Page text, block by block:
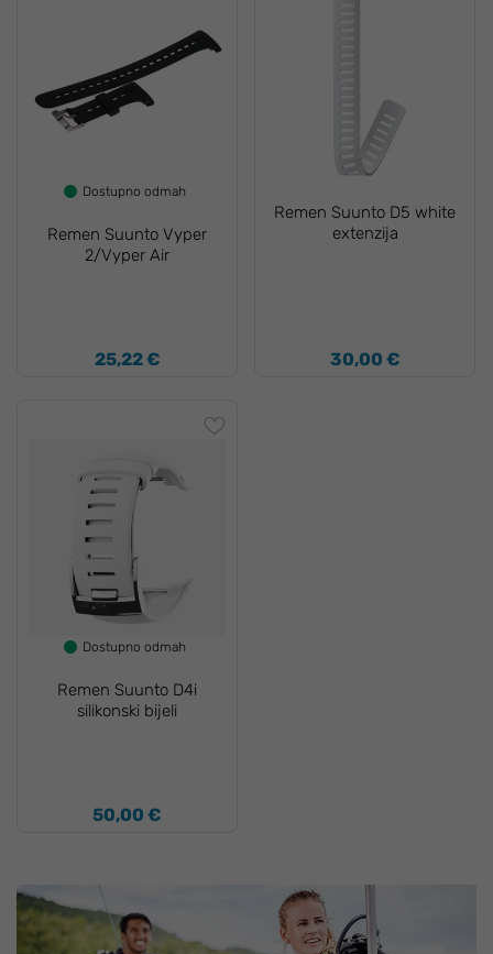
Dostupno odmah
Remen Suunto Vyper
2/Vyper Air
25,22 €
Remen Suunto D5 white
extenzija
30,00 €
Dostupno odmah
Remen Suunto D4i
silikonski bijeli
50,00 €